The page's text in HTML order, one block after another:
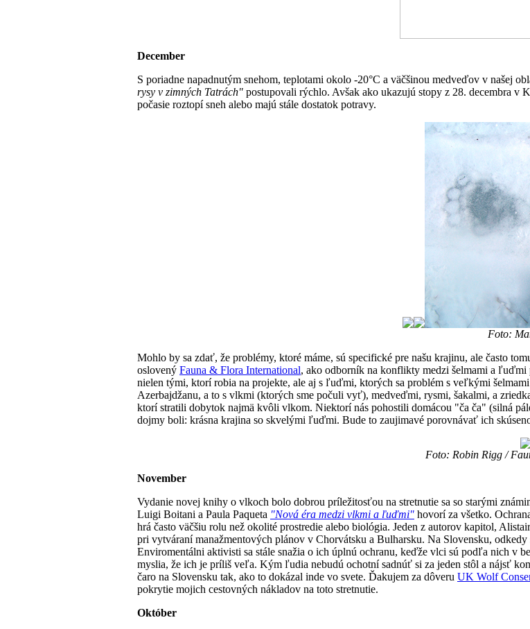
December
S poriadne napadnutým snehom, teplotami okolo -20°C a väčšinou medveďov v našej
rysy v zimných Tatrách" postupovali rýchlo. Avšak ako ukazujú stopy z 28. decembra v
počasie roztopí sneh alebo majú stále dostatok potravy.
Foto:
Mohlo by sa zdať, že problémy, ktoré máme, sú specifické pre našu krajinu, ale často
oslovený Fauna & Flora International, ako odborník na konflikty medzi šelmami a ľuďmi
nielen tými, ktorí robia na projekte, ale aj s ľuďmi, ktorých sa problém s veľkými
Azerbajdžanu, a to s vlkmi (ktorých sme počuli vyť), medveďmi, rysmi, šakalmi, a
ktorí stratili dobytok najmä kvôli vlkom. Niektorí nás pohostili domácou "ča ča" (silná
dojmy boli: krásna krajina so skvelými ľuďmi. Bude to zaujimavé porovnávať ich
Foto: Robin Rigg /
November
Vydanie novej knihy o vlkoch bolo dobrou príležitosťou na stretnutie sa so starými
Luigi Boitani a Paula Paqueta "Nová éra medzi vlkmi a ľuďmi" hovorí za všetko.
hrá často väčšiu rolu než okolité prostredie alebo biológia. Jeden z autorov kapitol,
pri vytváraní manažmentových plánov v Chorvátsku a Bulharsku. Na Slovensku,
Enviromentálni aktivisti sa stále snažia o ich úplnú ochranu, keďže vlci sú podľa nich
myslia, že ich je príliš veľa. Kým ľudia nebudú ochotní sadnúť si za jeden stôl a nájsť
čaro na Slovensku tak, ako to dokázal inde vo svete. Ďakujem za dôveru UK Wolf
pokrytie mojich cestovných nákladov na toto stretnutie.
Október